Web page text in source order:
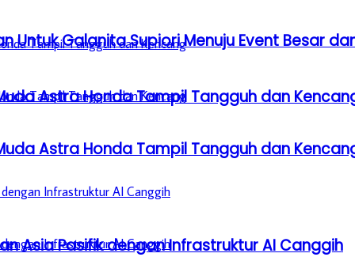
Astra Honda Tampil Tangguh dan
Asia Pasifik dengan Infrastruktur AI Canggih
Untuk Galanita Supiori Menuju Event Besar
Astra Honda Tampil Tangguh dan